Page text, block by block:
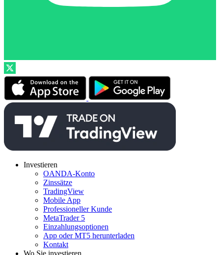
Investieren
OANDA-Konto
Zinssätze
TradingView
Mobile App
Professioneller Kunde
MetaTrader 5
Einzahlungsoptionen
App oder MT5 herunterladen
Kontakt
Wo Sie investieren